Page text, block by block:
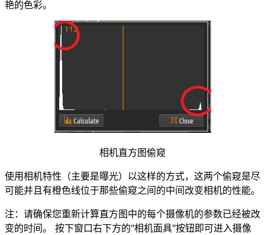
艳的色彩。
相机直方图偷窥
使用相机特性（主要是曝光）以这样的方式，这两个偷窥是尽
可能并且有橙色线位于那些偷窥之间的中间改变相机的性能。
注：请确保您重新计算直方图中的每个摄像机的参数已经被改
变的时间。 按下窗口右下方的"相机面具"按钮即可进入摄像